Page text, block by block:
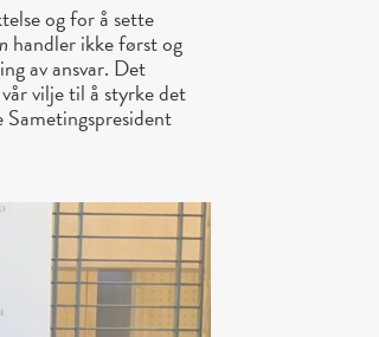
og for å sette
handler ikke først og
av ansvar. Det
vilje til å styrke det